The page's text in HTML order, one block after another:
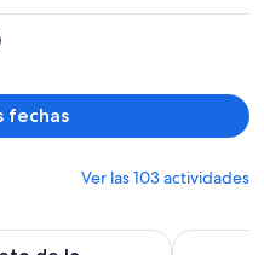
por
fechas
Ver las 103 actividades
convergencia Meow Wolf
Descubre